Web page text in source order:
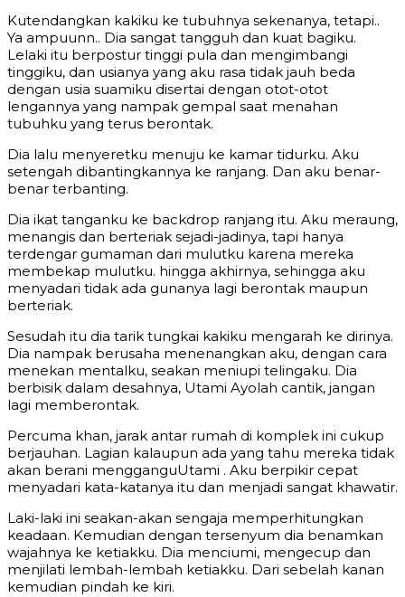
Kutendangkan kakiku ke tubuhnya sekenanya, tetapi..
Ya ampuunn.. Dia sangat tangguh dan kuat bagiku.
Lelaki itu berpostur tinggi pula dan mengimbangi
tinggiku, dan usianya yang aku rasa tidak jauh beda
dengan usia suamiku disertai dengan otot-otot
lengannya yang nampak gempal saat menahan
tubuhku yang terus berontak.
Dia lalu menyeretku menuju ke kamar tidurku. Aku
setengah dibantingkannya ke ranjang. Dan aku benar-
benar terbanting.
Dia ikat tanganku ke backdrop ranjang itu. Aku meraung,
menangis dan berteriak sejadi-jadinya, tapi hanya
terdengar gumaman dari mulutku karena mereka
membekap mulutku. hingga akhirnya, sehingga aku
menyadari tidak ada gunanya lagi berontak maupun
berteriak.
Sesudah itu dia tarik tungkai kakiku mengarah ke dirinya.
Dia nampak berusaha menenangkan aku, dengan cara
menekan mentalku, seakan meniupi telingaku. Dia
berbisik dalam desahnya, Utami Ayolah cantik, jangan
lagi memberontak.
Percuma khan, jarak antar rumah di komplek ini cukup
berjauhan. Lagian kalaupun ada yang tahu mereka tidak
akan berani mengganguUtami . Aku berpikir cepat
menyadari kata-katanya itu dan menjadi sangat khawatir.
Laki-laki ini seakan-akan sengaja memperhitungkan
keadaan. Kemudian dengan tersenyum dia benamkan
wajahnya ke ketiakku. Dia menciumi, mengecup dan
menjilati lembah-lembah ketiakku. Dari sebelah kanan
kemudian pindah ke kiri.